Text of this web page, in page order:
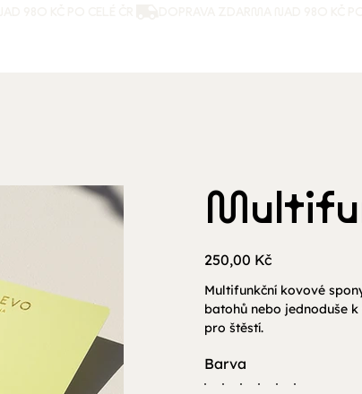
Cena
250,00 Kč
Multifunkční kovové
batohů nebo jednoduše
pro štěstí.
Barva